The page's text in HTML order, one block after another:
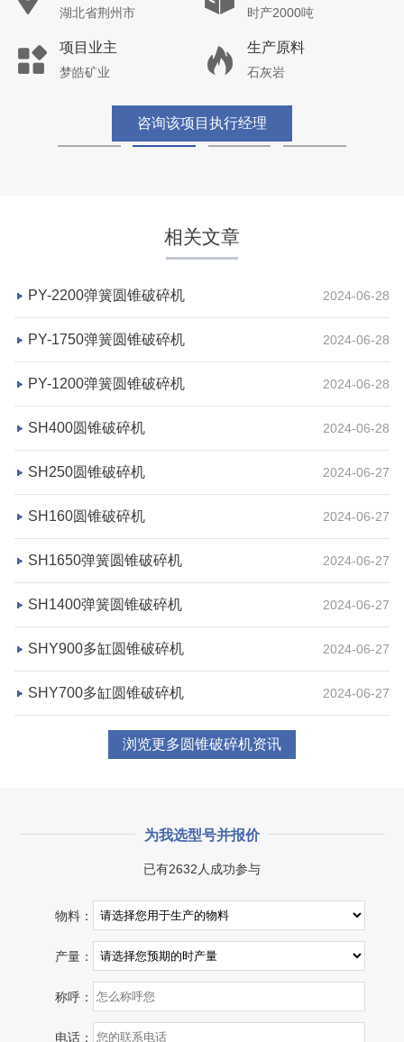
湖北省荆州市 时产2000吨
项目业主
梦皓矿业
生产原料
石灰岩
咨询该项目执行经理
湖北省荆州市鼎盛矿业时产2000吨高钙石破碎生产
线
项目坐标
湖北省荆州市
设计产能
项目业主
咨询该项目执行经理
湖北省宜昌市砂石集并日产一万吨砂石料生产线
项目坐标
湖北省宜昌市
设计产能
日产一万吨
项目业主
砂石集并中心 建筑垃圾等石料
相关文章
PY-2200弹簧圆锥破碎机 2024-06-28
PY-1750弹簧圆锥破碎机 2024-06-28
PY-1200弹簧圆锥破碎机 2024-06-28
SH400圆锥破碎机 2024-06-28
SH250圆锥破碎机 2024-06-27
SH160圆锥破碎机 2024-06-27
SH1650弹簧圆锥破碎机 2024-06-27
SH1400弹簧圆锥破碎机 2024-06-27
SHY900多缸圆锥破碎机 2024-06-27
SHY700多缸圆锥破碎机 2024-06-27
浏览更多圆锥破碎机资讯
为我选型号并报价
已有2632人成功参与
物料：
产量：
称呼：
电话：